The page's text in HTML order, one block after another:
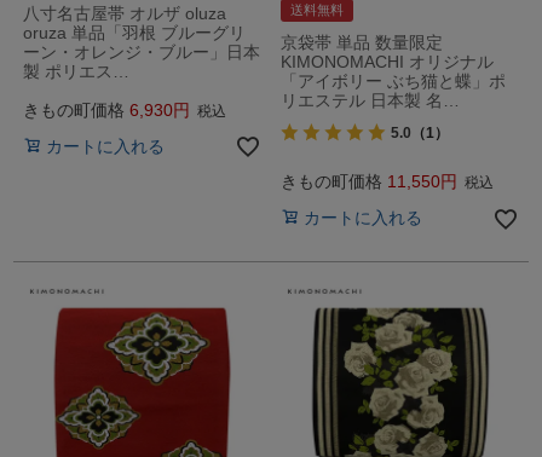
八寸名古屋帯 オルザ oluza
oruza 単品「羽根 ブルーグリ
ーン・オレンジ・ブルー」日本
製 ポリエス…
きもの町価格 6,930 税込
カートに入れる
送料無料
京袋帯 単品 数量限定
KIMONOMACHI オリジナル
「アイボリー ぶち猫と蝶」ポ
リエステル 日本製 名…
5.0 （1）
きもの町価格 11,550 税込
カートに入れる